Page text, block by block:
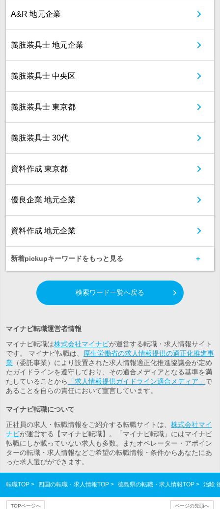
A&R 地元企業
義肢装具士 地元企業
義肢装具士 中央区
義肢装具士 東京都
義肢装具士 30代
資料作成 東京都
優良企業 地元企業
資料作成 地元企業
新着pickupキーワードをもっと見る
検索ワード一覧へ戻る
マイナビ転職運営者情報
マイナビ転職は株式会社マイナビが運営する転職・求人情報サイト
です。 マイナビ転職は、
厚生労働省の求人情報提供の適正化推進事
業 （委託事業）により設置された求人情報適正化推進協議会が定め
たガイドラインを遵守しており、その適合メディアとなる基準を満
たしていることから
「求人情報提供ガイドライン適合メディア」 で
あることを自らの責任において宣言しています。
マイナビ転職について
正社員の求人・転職情報をご紹介する転職サイトは、 株式会社マイ
ナビが運営する【マイナビ転職】。「マイナビ転職」にはマイナビ
転職にしか載っていない求人も多数。またオペレーター・アポイン
ターの転職・求人情報などご希望の転職情報・条件からあなたにあ
った求人選びができます。
転職TOP 四国の転職・求人情報TOP 徳島県の転職・求人情報TOP 治験
TOPページへ ページの先頭へ